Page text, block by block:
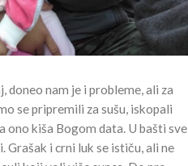
nam je i probleme, ali za
se pripremili za sušu, iskopali
ono kiša Bogom data. U bašti sve
Grašak i crni luk se ističu, ali ne